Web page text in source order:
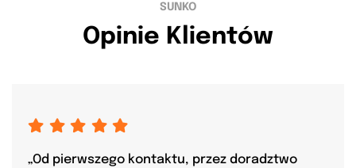
SUNKO
Opinie Klientów
„Od pierwszego kontaktu, przez doradztwo